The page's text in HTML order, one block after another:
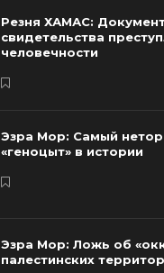
Резня ХАМАС:
свидетельства
человечности
Эзра Мор: Самый
«геноцыт» в истории
Эзра Мор: Ложь об
палестинских